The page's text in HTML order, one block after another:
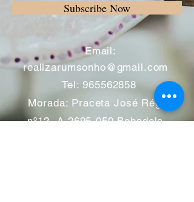
Subscribe Now
​Email:
realizarumsonho@gmail.com
Tel: 965562858
Morada: Praceta José Régio
nº12 -A2695-050Bobadela -